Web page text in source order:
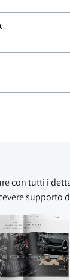
con tutti i
supporto